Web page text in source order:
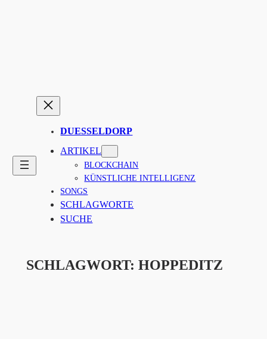
DUESSELDORP
ARTIKEL
BLOCKCHAIN
KÜNSTLICHE INTELLIGENZ
SONGS
SCHLAGWORTE
SUCHE
SCHLAGWORT: HOPPEDITZ